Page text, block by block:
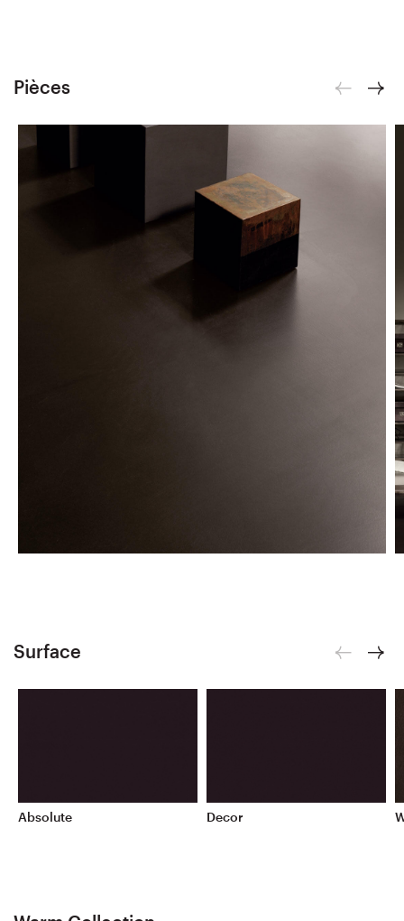
Pièces
Surface
Absolute Decor